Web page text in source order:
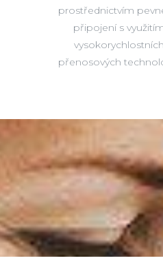
prostřednictvím
připojení s
vysokorychlostních
přenosových